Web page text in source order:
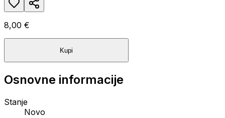
8,00 €
Kupi
Osnovne informacije
Stanje
Novo